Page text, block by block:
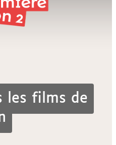
les films de